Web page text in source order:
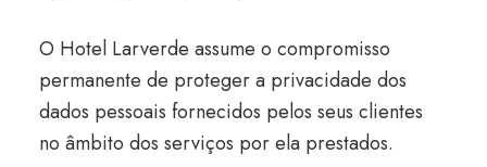
O Hotel Larverde assume o compromisso
permanente de proteger a privacidade dos
dados pessoais fornecidos pelos seus clientes
no âmbito dos serviços por ela prestados.